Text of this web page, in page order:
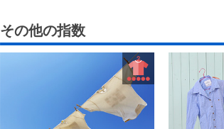
その他の指数